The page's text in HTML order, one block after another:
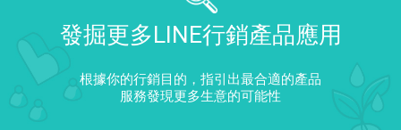
發掘更多LINE行銷產品應用
根據你的行銷目的，指引出最合適的產品
服務發現更多生意的可能性